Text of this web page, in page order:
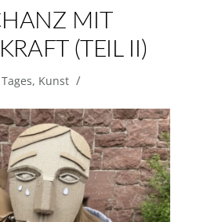
MIT
(TEIL II)
, Kunst /